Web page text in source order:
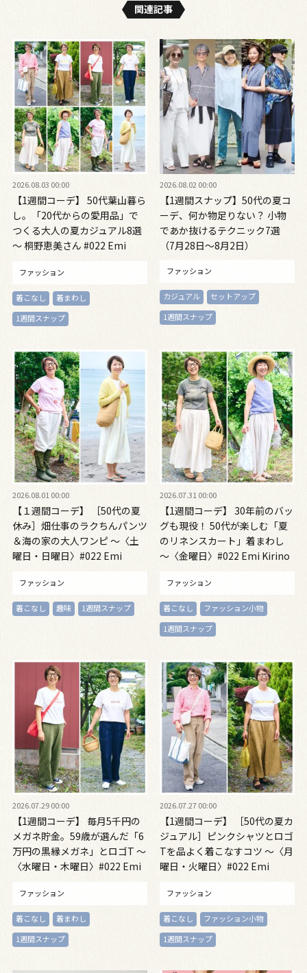
関連記事
2026.08.03 00:00
【1週間コーデ】 50代葉山暮ら
し。「20代からの愛用品」で
つくる大人の夏カジュアル8選
～ 桐野恵美さん #022 Emi
ファッション
着こなし
着まわし
1週間スナップ
2026.08.02 00:00
【1週間スナップ】50代の夏コ
ーデ、何か物足りない？ 小物
であか抜けるテクニック7選
（7月28日～8月2日）
ファッション
カジュアル
セットアップ
1週間スナップ
2026.08.01 00:00
【１週間コーデ】 ［50代の夏
休み］畑仕事のラクちんパンツ
＆海の家の大人ワンピ ～〈土
曜日・日曜日〉#022 Emi
ファッション
着こなし 趣味 1週間スナップ
2026.07.31 00:00
【1週間コーデ】 30年前のバッ
グも現役！ 50代が楽しむ「夏
のリネンスカート」着まわし
～〈金曜日〉#022 Emi Kirino
ファッション
着こなし
ファッション小物
1週間スナップ
2026.07.29 00:00
【1週間コーデ】 毎月5千円の
メガネ貯金。59歳が選んだ「6
万円の黒縁メガネ」とロゴT ～
〈水曜日・木曜日〉#022 Emi
ファッション
着こなし
着まわし
1週間スナップ
2026.07.27 00:00
【1週間コーデ】 ［50代の夏カ
ジュアル］ピンクシャツとロゴ
Tを品よく着こなすコツ ～〈月
曜日・火曜日〉#022 Emi
ファッション
着こなし
ファッション小物
1週間スナップ